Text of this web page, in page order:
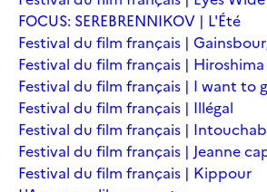
FOCUS: SEREBRENNIKOV | L'Été
Festival du film français |
Festival du film français |
Festival du film français | I want to
Festival du film français | Illégal
Festival du film français |
Festival du film français | Jeanne
Festival du film français | Kippour